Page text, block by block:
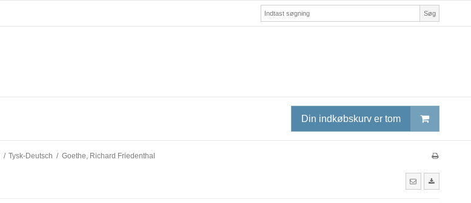
Søg
Din indkøbskurv er tom
/ Tysk-Deutsch / Goethe, Richard Friedenthal